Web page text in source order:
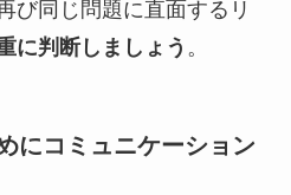
び同じ問題に直面するリ
に判断しましょう 。
にコミュニケーション